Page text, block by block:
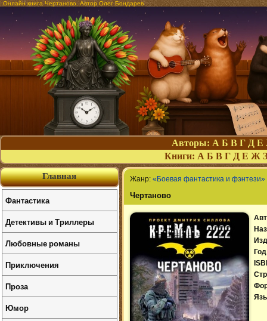
Онлайн книга Чертаново. Автор Олег Бондарев
Авторы: А Б В Г Д Е
Книги: А Б В Г Д Е Ж З
Жанр: «Боевая фантастика и фэнтези»
Чертаново
Главная
Фантастика
Детективы и Триллеры
Любовные романы
Приключения
Проза
Юмор